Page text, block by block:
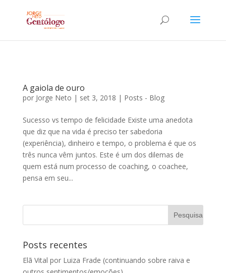
A gaiola de ouro
por Jorge Neto | set 3, 2018 | Posts - Blog
Sucesso vs tempo de felicidade Existe uma anedota
que diz que na vida é preciso ter sabedoria
(experiência), dinheiro e tempo, o problema é que os
três nunca vêm juntos. Este é um dos dilemas de
quem está num processo de coaching, o coachee,
pensa em seu...
Posts recentes
Elã Vital por Luiza Frade (continuando sobre raiva e